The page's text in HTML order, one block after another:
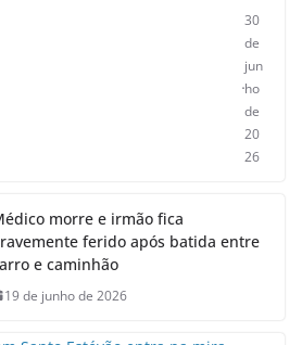
30
de
jun
ho
de
20
26
morre e irmão fica
ferido após batida entre
e caminhão
19 de junho de 2026